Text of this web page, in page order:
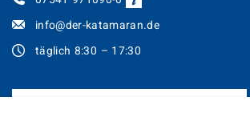
info@der-katamaran.de
täglich 8:30 – 17:30